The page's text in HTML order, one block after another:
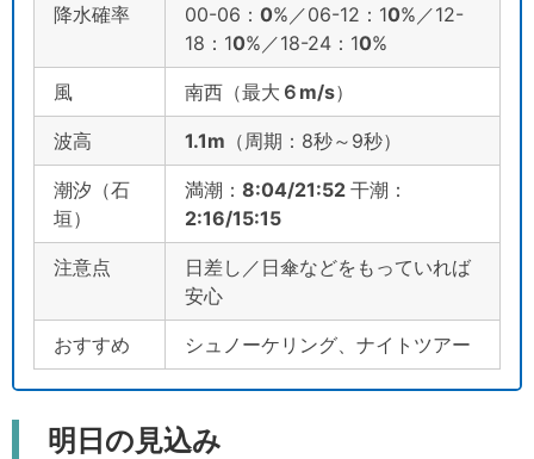
降水確率 00-06： 0%／06-12：10%／12-
18：10%／18-24：10%
風 南西（最大 ６ m/s）
波高 1.1m （周期：8秒～9秒）
潮汐（石
垣）
満潮： 8:04/21:52 干潮：
2:16/15:15
注意点
日差し／日傘などをもっていれば
安心
おすすめ シュノーケリング、ナイトツアー
明日の見込み